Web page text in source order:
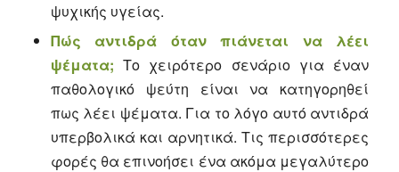
ψυχικής υγείας.
Πώς αντιδρά όταν πιάνεται να λέει
ψέματα; Το χειρότερο σενάριο για έναν
παθολογικό ψεύτη είναι να κατηγορηθεί
πως λέει ψέματα. Για το λόγο αυτό αντιδρά
υπερβολικά και αρνητικά. Τις περισσότερες
φορές θα επινοήσει ένα ακόμα μεγαλύτερο